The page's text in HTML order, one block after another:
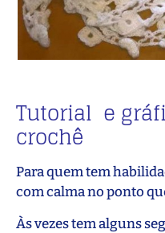
Tutorial e
crochê
Para quem tem
com calma no ponto
Às vezes tem alguns